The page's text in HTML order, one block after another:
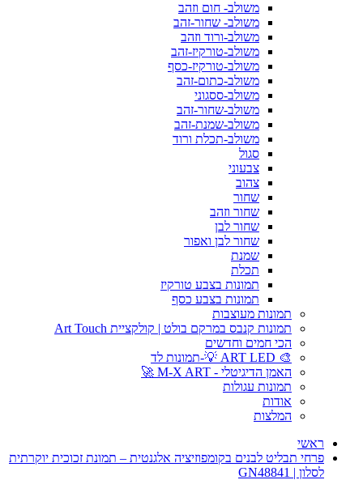
משולב- חום וזהב
משולב- שחור-זהב
משולב-ורוד וזהב
משולב-טורקיז-זהב
משולב-טורקיז-כסף
משולב-כתום-זהב
משולב-ססגוני
משולב-שחור-זהב
משולב-שמנת-זהב
משולב-תכלת ורוד
סגול
צבעוני
צהוב
שחור
שחור וזהב
שחור לבן
שחור לבן ואפור
שמנת
תכלת
תמונות בצבע טורקיז
תמונות בצבע כסף
תמונות מעוצבות
תמונות קנבס במרקם בולט | קולקציית Art Touch
הכי חמים וחדשים
🎨 ART LED 💡-תמונות לד
האמן הדיגיטלי - M-X ART 🚀
תמונות עגולות
אודות
המלצות
ראשי
פרחי תבליט לבנים בקומפוזיציה אלגנטית – תמונת זכוכית יוקרתית
לסלון | GN48841